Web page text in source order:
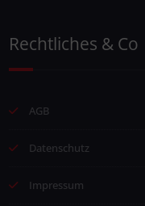
Rechtliches & Co
AGB
Datenschutz
Impressum